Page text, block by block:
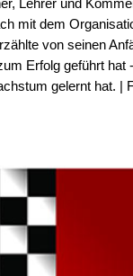
mit dem
von seinen
Erfolg geführt
gelernt hat. |